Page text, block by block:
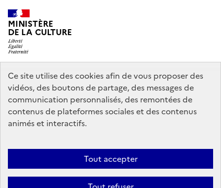
Ce site utilise des cookies afin de vous proposer des
vidéos, des boutons de partage, des messages de
communication personnalisés, des remontées de
contenus de plateformes sociales et des contenus
animés et interactifs.
Tout accepter
MINISTÈRE
DE LA CULTURE
legifrance.gouv.fr
info.gouv.fr
service-public.gouv.fr
data.gouv.fr
Nous contacter Mentions légales
Politique générale de protection
Accessibilité : partiellement conforme
d’utilisation des témoins de connexion (cookies)